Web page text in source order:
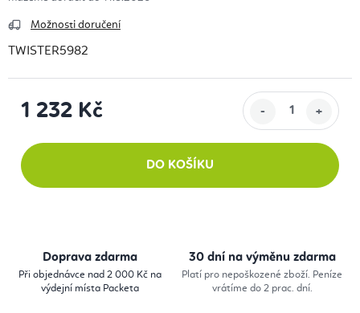
Možnosti doručení
TWISTER5982
1 232 Kč
DO KOŠÍKU
Doprava zdarma
Při objednávce nad 2 000 Kč na
výdejní místa Packeta
30 dní na výměnu zdarma
Platí pro nepoškozené zboží. Peníze
vrátíme do 2 prac. dní.